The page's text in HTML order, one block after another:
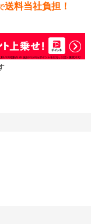
送料当社負担！